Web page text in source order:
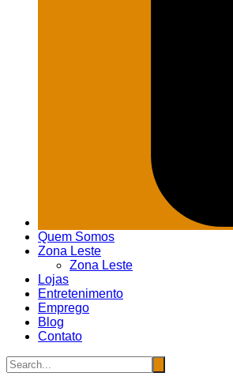
Quem Somos
Zona Leste
Zona Leste
Lojas
Entretenimento
Emprego
Blog
Contato